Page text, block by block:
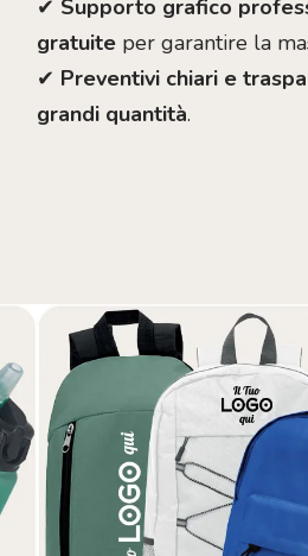
✔ Supporto grafico
gratuite per garantire la
✔ Preventivi chiari e
grandi quantità.